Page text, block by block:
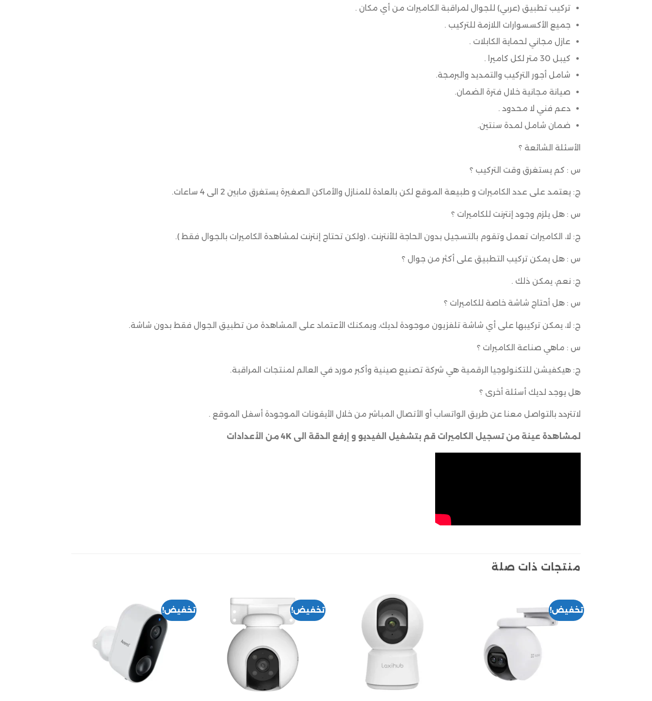
تركيب تطبيق (عربي) للجوال لمراقبة الكاميرات من أي مكان .
جميع الأكسسوارات اللازمة للتركيب .
عازل مجاني لحماية الكابلات .
كيبل 30 متر لكل كاميرا .
شامل أجور التركيب والتمديد والبرمجة.
صيانة مجانية خلال فترة الضمان.
دعم فني لا محدود .
ضمان شامل لمدة سنتين.
الأسئلة الشائعة ؟
س : كم يستغرق وقت التركيب ؟
ج: يعتمد على عدد الكاميرات و طبيعة الموقع لكن بالعادة للمنازل والأماكن الصغيرة يستغرق مابين 2 الى 4 ساعات.
س : هل يلزم وجود إنترنت للكاميرات ؟
ج: لا، الكاميرات تعمل وتقوم بالتسجيل بدون الحاجة للأنترنت ، (ولكن تحتاج إنترنت لمشاهدة الكاميرات بالجوال فقط ).
س : هل يمكن تركيب التطبيق على أكثر من جوال ؟
ج: نعم، يمكن ذلك .
س : هل أحتاج شاشة خاصة للكاميرات ؟
ج: لا، يمكن تركيبها على أي شاشة تلفزيون موجودة لديك، ويمكنك الأعتماد على المشاهدة من تطبيق الجوال فقط بدون شاشة.
س : ماهي صناعة الكاميرات ؟
ج: هيكفيشن للتكنولوجيا الرقمية هي شركة تصنيع صينية وأكبر مورد في العالم لمنتجات المراقبة.
هل يوجد لديك أسئلة أخرى ؟
لاتتردد بالتواصل معنا عن طريق الواتساب أو الأتصال المباشر من خلال الأيقونات الموجودة أسفل الموقع .
لمشاهدة عينة من تسجيل الكاميرات قم بتشغيل الفيديو و إرفع الدقة الى 4K من الأعدادات
منتجات ذات صلة
تخفيض! تخفيض! تخفيض!